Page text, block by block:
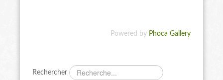
Powered by Phoca Gallery
Rechercher